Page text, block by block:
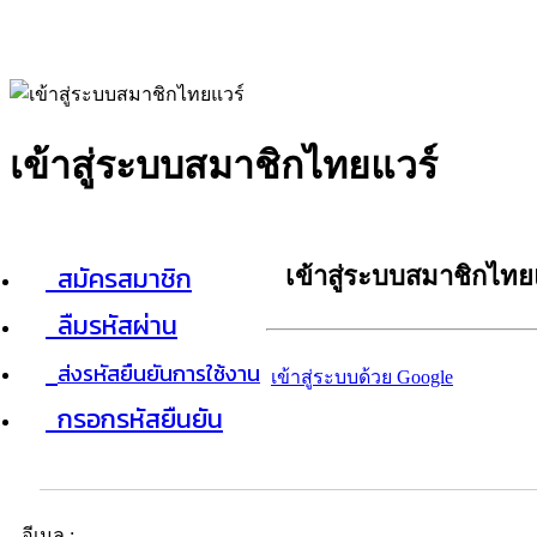
เข้าสู่ระบบสมาชิกไทยแวร์
สมัครสมาชิก
ลืมรหัสผ่าน
ส่งรหัสยืนยันการใช้งาน
กรอกรหัสยืนยัน
เข้าสู่ระบบสมาชิกไท
เข้าสู่ระบบด้วย Google